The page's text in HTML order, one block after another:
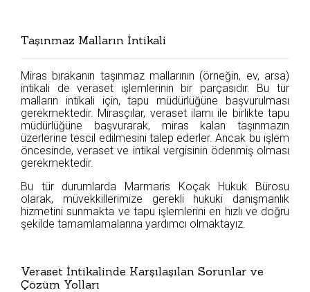
Taşınmaz Malların İntikali
Miras bırakanın taşınmaz mallarının (örneğin, ev, arsa)
intikali de veraset işlemlerinin bir parçasıdır. Bu tür
malların intikali için, tapu müdürlüğüne başvurulması
gerekmektedir. Mirasçılar, veraset ilamı ile birlikte tapu
müdürlüğüne başvurarak, miras kalan taşınmazın
üzerlerine tescil edilmesini talep ederler. Ancak bu işlem
öncesinde, veraset ve intikal vergisinin ödenmiş olması
gerekmektedir.
Bu tür durumlarda Marmaris Koçak Hukuk Bürosu
olarak, müvekkillerimize gerekli hukuki danışmanlık
hizmetini sunmakta ve tapu işlemlerini en hızlı ve doğru
şekilde tamamlamalarına yardımcı olmaktayız.
Veraset İntikalinde Karşılaşılan Sorunlar ve
Çözüm Yolları